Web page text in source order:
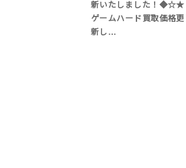
新いたしました！◆☆★
ゲームハード買取価格更
新し…